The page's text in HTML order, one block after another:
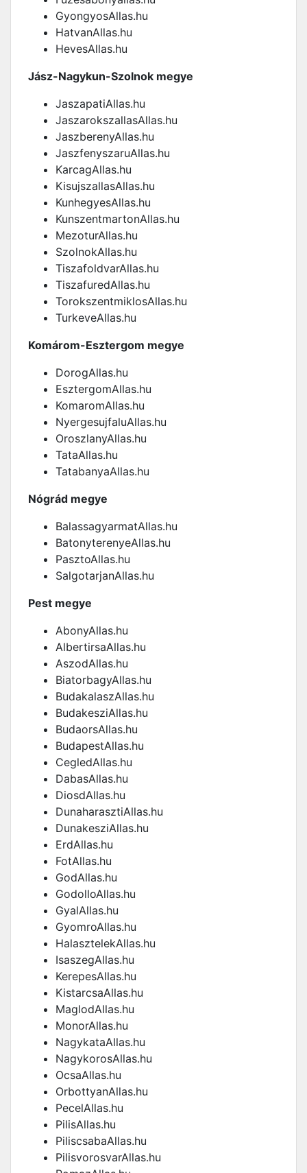
GyongyosAllas.hu
HatvanAllas.hu
HevesAllas.hu
Jász-Nagykun-Szolnok megye
JaszapatiAllas.hu
JaszarokszallasAllas.hu
JaszberenyAllas.hu
JaszfenyszaruAllas.hu
KarcagAllas.hu
KisujszallasAllas.hu
KunhegyesAllas.hu
KunszentmartonAllas.hu
MezoturAllas.hu
SzolnokAllas.hu
TiszafoldvarAllas.hu
TiszafuredAllas.hu
TorokszentmiklosAllas.hu
TurkeveAllas.hu
Komárom-Esztergom megye
DorogAllas.hu
EsztergomAllas.hu
KomaromAllas.hu
NyergesujfaluAllas.hu
OroszlanyAllas.hu
TataAllas.hu
TatabanyaAllas.hu
Nógrád megye
BalassagyarmatAllas.hu
BatonyterenyeAllas.hu
PasztoAllas.hu
SalgotarjanAllas.hu
Pest megye
AbonyAllas.hu
AlbertirsaAllas.hu
AszodAllas.hu
BiatorbagyAllas.hu
BudakalaszAllas.hu
BudakesziAllas.hu
BudaorsAllas.hu
BudapestAllas.hu
CegledAllas.hu
DabasAllas.hu
DiosdAllas.hu
DunaharasztiAllas.hu
DunakesziAllas.hu
ErdAllas.hu
FotAllas.hu
GodAllas.hu
GodolloAllas.hu
GyalAllas.hu
GyomroAllas.hu
HalasztelekAllas.hu
IsaszegAllas.hu
KerepesAllas.hu
KistarcsaAllas.hu
MaglodAllas.hu
MonorAllas.hu
NagykataAllas.hu
NagykorosAllas.hu
OcsaAllas.hu
OrbottyanAllas.hu
PecelAllas.hu
PilisAllas.hu
PiliscsabaAllas.hu
PilisvorosvarAllas.hu